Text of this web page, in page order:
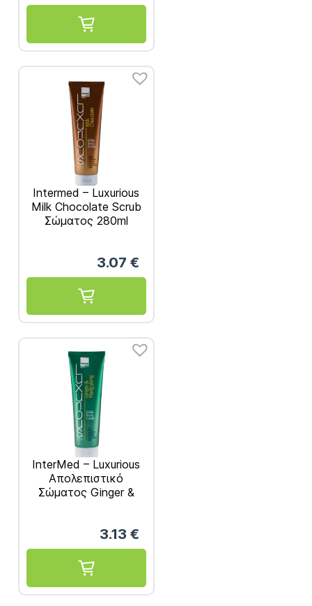
Intermed – Luxurious
Milk Chocolate Scrub
Σώματος 280ml
3.07 €
InterMed – Luxurious
Απολεπιστικό
Σώματος Ginger &
3.13 €